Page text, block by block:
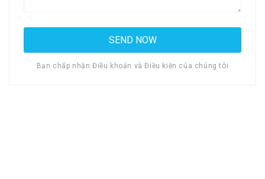
Bạn chấp nhận Điều khoản và Điều kiện của chúng tôi